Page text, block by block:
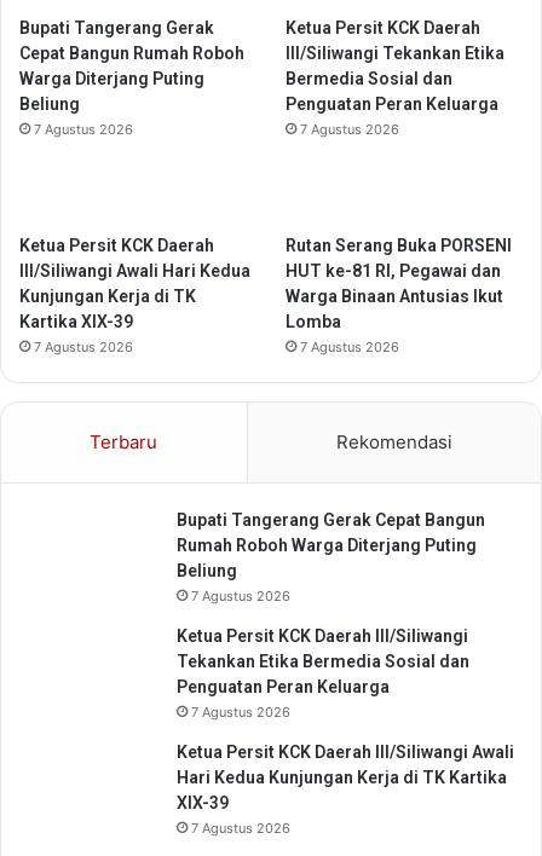
S
e
r
p
o
a
a
L
a
b
u
a
o
Bupati Tangerang Gerak
Cepat Bangun Rumah Roboh
Warga Diterjang Puting
Beliung
7 Agustus 2026
Ketua Persit KCK Daerah
III/Siliwangi Tekankan Etika
Bermedia Sosial dan
Penguatan Peran Keluarga
7 Agustus 2026
Ketua Persit KCK Daerah
III/Siliwangi Awali Hari Kedua
Kunjungan Kerja di TK
Kartika XIX-39
7 Agustus 2026
Rutan Serang Buka PORSENI
HUT ke-81 RI, Pegawai dan
Warga Binaan Antusias Ikut
Lomba
7 Agustus 2026
Terbaru Rekomendasi
Bupati Tangerang Gerak Cepat Bangun
Rumah Roboh Warga Diterjang Puting
Beliung
7 Agustus 2026
Ketua Persit KCK Daerah III/Siliwangi
Tekankan Etika Bermedia Sosial dan
Penguatan Peran Keluarga
7 Agustus 2026
Ketua Persit KCK Daerah III/Siliwangi Awali
Hari Kedua Kunjungan Kerja di TK Kartika
XIX-39
7 Agustus 2026